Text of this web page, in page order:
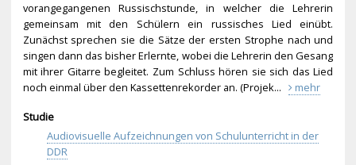
vorangegangenen Russischstunde, in welcher die Lehrerin
gemeinsam mit den Schülern ein russisches Lied einübt.
Zunächst sprechen sie die Sätze der ersten Strophe nach und
singen dann das bisher Erlernte, wobei die Lehrerin den Gesang
mit ihrer Gitarre begleitet. Zum Schluss hören sie sich das Lied
noch einmal über den Kassettenrekorder an. (Projek...
mehr
Studie
Audiovisuelle Aufzeichnungen von Schulunterricht in der
DDR